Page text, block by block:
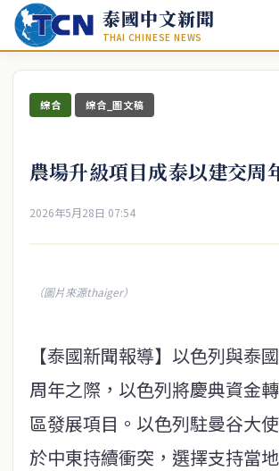
泰國中文新聞
THAI CHINESE NEWS
綜合 綜合_圖文稿
農場升級項目成泰以建交周
2026年5月28日 07:54
（圖片來源thaiger）
【泰國新聞報導】以色列與泰
周年之際，以色列將慶典資金
區發展項目。以色列駐曼谷大
於中東持續衝突，選擇支持當